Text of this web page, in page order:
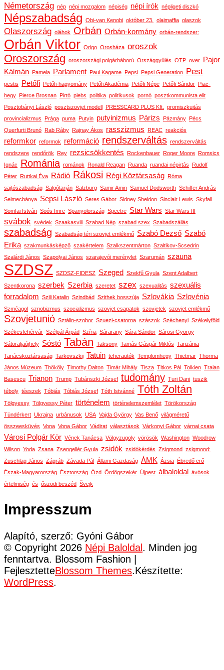
Németország nép népi mozgalom népiség népi írók népligeti diszkó
Népszabadság Obi-van Kenobi október 23. olajmaffia olaszok
Olaszország oláhok Orbán Orbán-kormány orbán-rendszer:
Orbán Viktor Origo Orosháza oroszok
Oroszország oroszországi polgárháború Országgyűlés OTP over
Pajor
Kálmán
Pamela Parlament Paul Kagame Pepsi Pepsi Generation Pest
pestis Petőfi Petőfi-hagyomány Petőfi Akadémia Petőfi Népe Petőfi Sándor
Piac-
hegy
Pierce Brosnan Pirtó plebs politika politikusok pornó posztkommunista elit
Posztobányi László posztszovjet modell PRESSCARD PLUS Kft.
promiszkuitás
provincializmus
Prága puma Putyin putyinizmus Párizs Pázmány
Pécs
Querfurti Brunó
Rab Ráby Rajnay Ákos rasszizmus REAC reakciós
reformkor reformok reformáció rendszerváltás rendszerváltás
rendszere rendőrök Rey rezsicsökkentés Rockenbauer Roger Moore
Romsics
Ignác
Románia románok Ronald Reagan Ruanda ruandai népirtás
Rudolf
Péter
Ruttkai Éva Rádió Rákosi Régi Köztársaság
Róma
sajtószabadság Salgótarján Salzburg Samir Amin Samuel Dodsworth Schiffer András
Selmecbánya Sepsi László Seres Gábor Sidney Sheldon Sinclair Lewis Skyfall
Somfai István Soós Imre Spanyolország Spectre Star Wars Star Wars III
svábok svédek Szaakasvili Szabad Nép szabad szex Szabadszállás
szabadság Szabadság téri szovjet emlékmű Szabó Dezső Szabó
Erika szakmunkásképző szakértelem Szalkszentmárton Szaltikov-Scsedrin
Szalárdi János Szapolyai János szarajevói merénylet Szarumán szauna
SZDSZ SZDSZ-FIDESZ Szeged Szekfű Gyula Szent Adalbert
Szentkorona szerbek Szerbia szeretet szex szexualitás szexuális
forradalom Szili Katalin Szindbád Szithek bosszúja Szlovákia Szlovénia
Szméagol sznobizmus szocializmus szovjet csapatok szovjetek szovjet emlékmű
Szovjetunió Sztálin-szobor Szuezi-csatorna szászok Széchenyi Székelyföld
Székesfehérvár Szélpál Árpád Szíria Sárarany Sára Sándor Sárosi György
Sátoraljaújhely Sóstó Tabán Taksony Tamás Gáspár Miklós Tanzánia
Tanácsköztársaság Tarkovszkij Tatuin teherautók Templomhegy Thietmar Thorma
János Múzeum Thököly Timothy Dalton Timár Mihály Tisza Titkos Pál Tolkien Traian
Basescu Trianon Trump Tubánszki József tudomány Turi Dani tuszik
téboly téeszek Tóbiás Tóbiás József Tóth Istvánné Tóth Zoltán
Tölgyessy Tölgyessy Péter történelem történelemszemlélet Törökország
Tündérkert Ukrajna urbánusok USA Vajda György Vas Benő világméretű
összeesküvés Vona Vona Gábor Vádirat választások Várkonyi Gábor várnai csata
Városi Polgár Kör Vének Tanácsa Völgyzugoly vörösök Washington Woodrow
Wilson Yoda Zsana Zsengellér Gyula zsidók zsidókérdés Zsigmond zsigmond:
Zuschlag János Zágráb Závada Pál Állami Gazdaság ÁMK Ázsia
Ébredő erő
Észak-Magyarország
Észtország Ózd Ördögszekér Újpest álbaloldal
ávósok
értelmiség és őszödi beszéd Švejk
Impresszum
Alapító, szerző: Gyóni Gábor
© Copyright 2026 Népi Baloldal . Minden jog
fenntartva. Blossom Fashion |
FejlesztetteBlossom Themes.Készítette:
WordPress.